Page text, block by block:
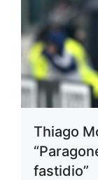
Thiago
fastidio”